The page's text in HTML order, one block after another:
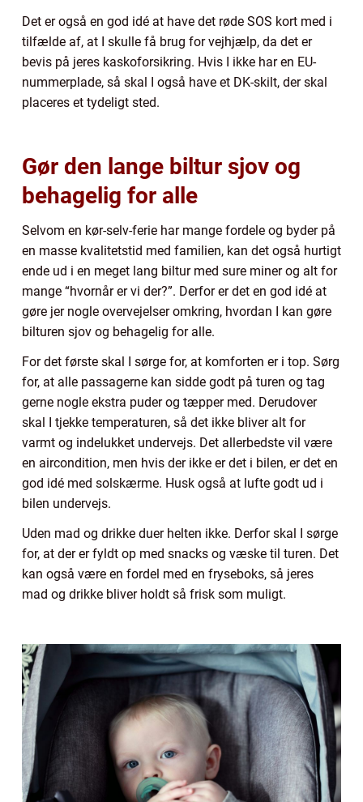
Det er også en god idé at have det røde SOS kort med i
tilfælde af, at I skulle få brug for vejhjælp, da det er
bevis på jeres kaskoforsikring. Hvis I ikke har en EU-
nummerplade, så skal I også have et DK-skilt, der skal
placeres et tydeligt sted.
Gør den lange biltur sjov og
behagelig for alle
Selvom en kør-selv-ferie har mange fordele og byder på
en masse kvalitetstid med familien, kan det også hurtigt
ende ud i en meget lang biltur med sure miner og alt for
mange “hvornår er vi der?”. Derfor er det en god idé at
gøre jer nogle overvejelser omkring, hvordan I kan gøre
bilturen sjov og behagelig for alle.
For det første skal I sørge for, at komforten er i top. Sørg
for, at alle passagerne kan sidde godt på turen og tag
gerne nogle ekstra puder og tæpper med. Derudover
skal I tjekke temperaturen, så det ikke bliver alt for
varmt og indelukket undervejs. Det allerbedste vil være
en aircondition, men hvis der ikke er det i bilen, er det en
god idé med solskærme. Husk også at lufte godt ud i
bilen undervejs.
Uden mad og drikke duer helten ikke. Derfor skal I sørge
for, at der er fyldt op med snacks og væske til turen. Det
kan også være en fordel med en fryseboks, så jeres
mad og drikke bliver holdt så frisk som muligt.